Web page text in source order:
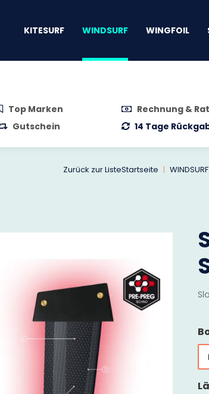
KITESURF WINDSURF WINGFOIL
Top Marken
Rechnung &
Gutschein
14 Tage
Zurück zur ListeStartseite WINDSURF